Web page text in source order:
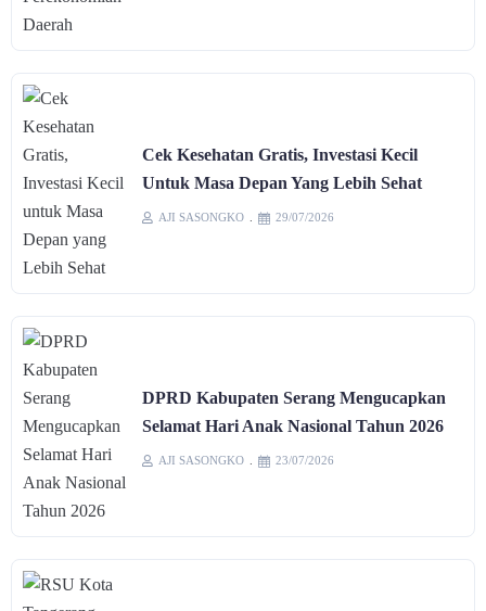
Cek Kesehatan Gratis, Investasi Kecil
Untuk Masa Depan Yang Lebih Sehat
AJI SASONGKO 29/07/2026
DPRD Kabupaten Serang Mengucapkan
Selamat Hari Anak Nasional Tahun 2026
AJI SASONGKO 23/07/2026